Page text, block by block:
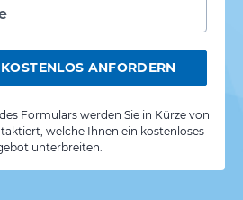
ANFORDERN
Formulars werden Sie in Kürze von
welche Ihnen ein kostenloses
unterbreiten.